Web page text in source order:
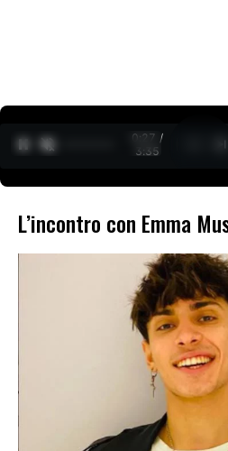
0:28 /
3:35
L’incontro con Emma